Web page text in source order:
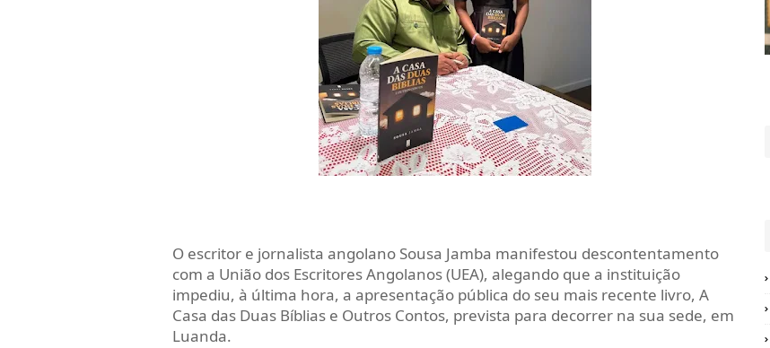
O escritor e jornalista angolano Sousa Jamba manifestou descontentamento
com a União dos Escritores Angolanos (UEA), alegando que a instituição
impediu, à última hora, a apresentação pública do seu mais recente livro, A
Casa das Duas Bíblias e Outros Contos, prevista para decorrer na sua sede, em
Luanda.